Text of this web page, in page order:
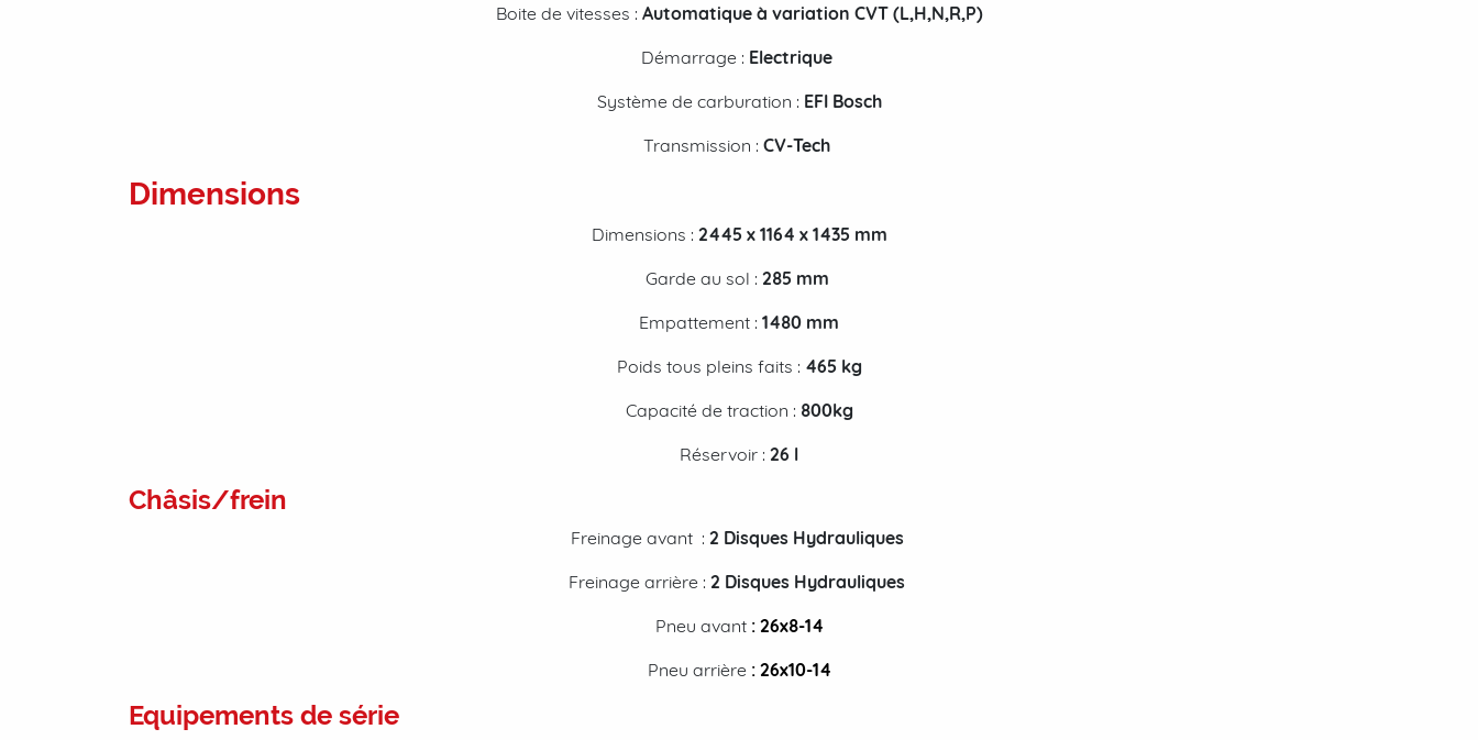
Boite de vitesses : Automatique à variation CVT (L,H,N,R,P)
Démarrage : Electrique
Système de carburation : EFI Bosch
Transmission : CV-Tech
Dimensions
Dimensions : 2445 x 1164 x 1435 mm
Garde au sol : 285 mm
Empattement : 1480 mm
Poids tous pleins faits : 465 kg
Capacité de traction : 800kg
Réservoir : 26 l
Châsis/frein
Freinage avant : 2 Disques Hydrauliques
Freinage arrière : 2 Disques Hydrauliques
Pneu avant : 26x8-14
Pneu arrière : 26x10-14
Equipements de série